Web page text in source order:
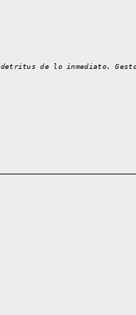
de lo inmediato.